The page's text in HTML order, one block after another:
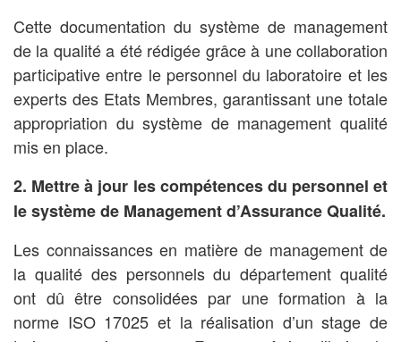
Cette documentation du système de management
de la qualité a été rédigée grâce à une collaboration
participative entre le personnel du laboratoire et les
experts des Etats Membres, garantissant une totale
appropriation du système de management qualité
mis en place.
2. Mettre à jour les compétences du personnel et
le système de Management d’Assurance Qualité.
Les connaissances en matière de management de
la qualité des personnels du département qualité
ont dû être consolidées par une formation à la
norme ISO 17025 et la réalisation d’un stage de